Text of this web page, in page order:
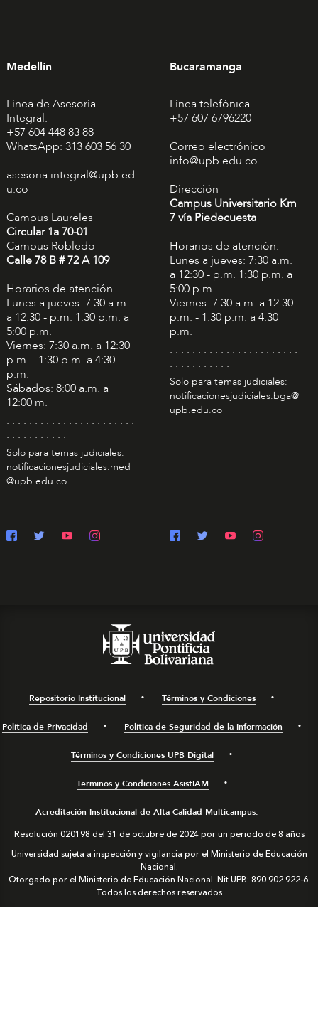
Medellín
Línea de Asesoría
Integral:
+57 604 448 83 88
WhatsApp: 313 603 56 30
asesoria.integral@upb.ed
u.co
Campus Laureles
Circular 1a 70-01
Campus Robledo
Calle 78 B # 72 A 109
Horarios de atención
Lunes a jueves: 7:30 a.m.
a 12:30 - p.m. 1:30 p.m. a
5:00 p.m.
Viernes: 7:30 a.m. a 12:30
p.m. - 1:30 p.m. a 4:30
p.m.
Sábados: 8:00 a.m. a
12:00 m.
. . . . . . . . . . . . . . . . . . . . . . .
. . . . . . . . . . .
Solo para temas judiciales:
notificacionesjudiciales.med
@upb.edu.co
Bucaramanga
Línea telefónica
+57 607 6796220
Correo electrónico
info@upb.edu.co
Dirección
Campus Universitario Km
7 vía Piedecuesta
Horarios de atención:
Lunes a jueves: 7:30 a.m.
a 12:30 - p.m. 1:30 p.m. a
5:00 p.m.
Viernes: 7:30 a.m. a 12:30
p.m. - 1:30 p.m. a 4:30
p.m.
. . . . . . . . . . . . . . . . . . . . . . .
. . . . . . . . . . .
Solo para temas judiciales:
notificacionesjudiciales.bga@
upb.edu.co
Repositorio Institucional Términos y Condiciones
Política de Privacidad Política de Seguridad de la Información
Términos y Condiciones UPB Digital
Términos y Condiciones AsistIAM
Acreditación Institucional de Alta Calidad Multicampus.
Resolución 020198 del 31 de octubre de 2024 por un periodo de 8 años
Universidad sujeta a inspección y vigilancia por el Ministerio de Educación
Nacional.
Otorgado por el Ministerio de Educación Nacional. Nit UPB: 890.902.922-6.
Todos los derechos reservados